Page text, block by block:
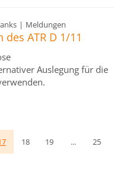
| Meldungen
des ATR D 1/11
Auslegung für die
18 19 ... 25